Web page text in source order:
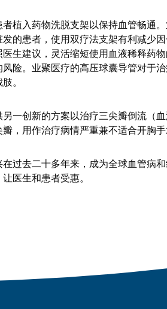
者植入药物洗脱支架以保持血管畅通
发的患者，使用双疗法支架有利减少
医生建议，灵活缩短使用血液稀释药
风险。业聚医疗的高压球囊导管对于
。
一创新的方案以治疗三尖瓣倒流（
，用作治疗病情严重兼不适合开胸
过去二十多年来，成为全球血管病
医生和患者受惠。